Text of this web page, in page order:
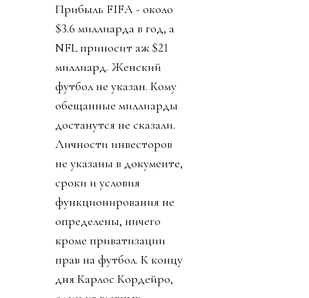
Прибыль FIFA - около
$3.6 миллиарда в год, а
NFL приносит аж $21
миллиард. Женский
футбол не указан. Кому
обещанные миллиарды
достанутся не сказали.
Личности инвесторов
не указаны в документе,
сроки и условия
функционирования не
определены, ничего
кроме приватизации
прав на футбол. К концу
дня Карлос Кордейро,